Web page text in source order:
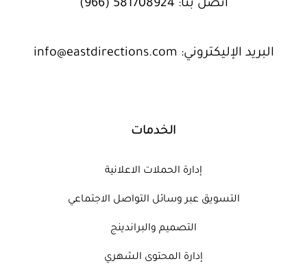
اتصل بنا:581708924 (966)
البريد الإليكتروني: info@eastdirections.com
الخدمات
إدارة الحملات الاعلانية
التسويق عبر وسائل التواصل الاجتماعي
التصميم والبراندينج
إدارة المحتوى الشهري